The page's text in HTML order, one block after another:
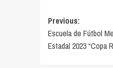
Post
navigation
Previous:
Escuela de Fútbol
Estadal 2023 “Copa